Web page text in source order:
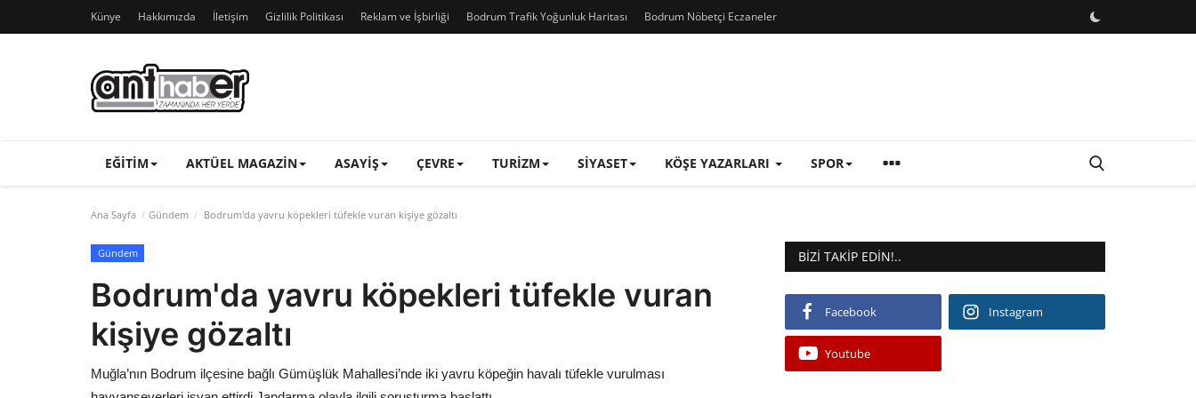
Künye Hakkımızda İletişim Gizlilik Politikası Reklam ve İşbirliği Bodrum Trafik Yoğunluk Haritası Bodrum Nöbetçi Eczaneler
EĞITIM AKTÜEL MAGAZIN ASAYIŞ ÇEVRE TURIZM SIYASET KÖŞE YAZARLARI SPOR
Ana Sayfa Gündem Bodrum'da yavru köpekleri tüfekle vuran kişiye gözaltı
Gündem
Bodrum'da yavru köpekleri tüfekle vuran
kişiye gözaltı
Muğla’nın Bodrum ilçesine bağlı Gümüşlük Mahallesi’nde iki yavru köpeğin havalı tüfekle vurulması
BIZI TAKIP EDIN!..
Facebook Instagram
Youtube